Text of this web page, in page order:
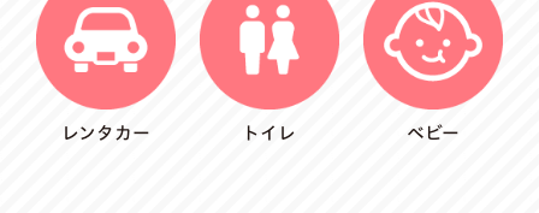
レンタカー トイレ ベビー